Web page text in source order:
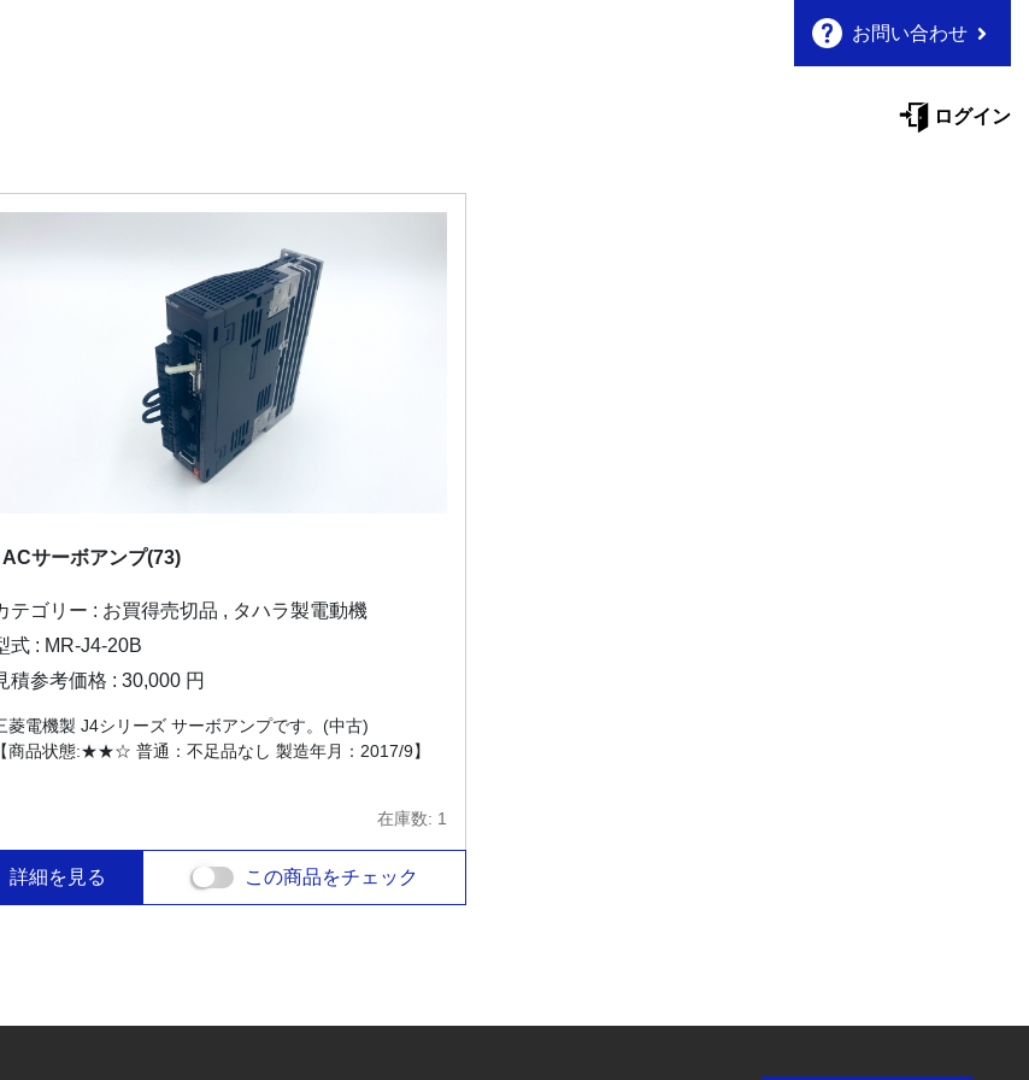
お問い合わせ
ログイン
ACサーボアンプ(73)
カテゴリー : お買得売切品 , タハラ製電動機
式 : MR-J4-20B
積参考価格 : 30,000 円
菱電機製 J4シリーズ サーボアンプです。(中古)
【商品状態:★★☆ 普通：不足品なし 製造年月：2017/9】
在庫数: 1
詳細を見る この商品をチェック